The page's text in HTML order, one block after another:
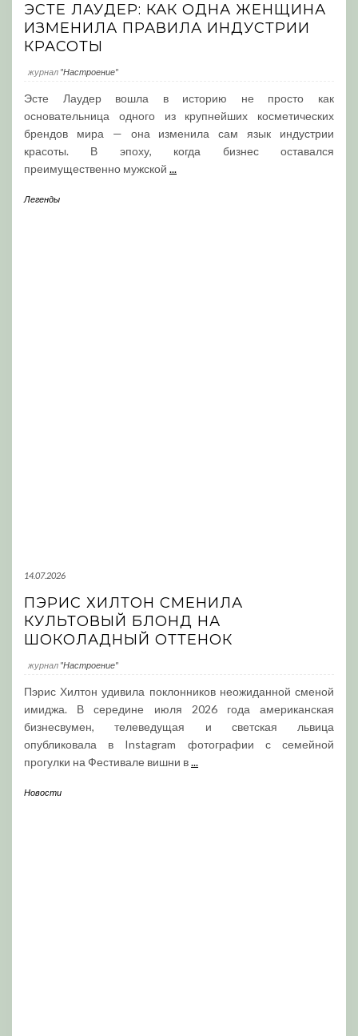
ЭСТЕ ЛАУДЕР: КАК ОДНА ЖЕНЩИНА
ИЗМЕНИЛА ПРАВИЛА ИНДУСТРИИ
КРАСОТЫ
журнал "Настроение"
Эсте Лаудер вошла в историю не просто как
основательница одного из крупнейших косметических
брендов мира — она изменила сам язык индустрии
красоты. В эпоху, когда бизнес оставался
преимущественно мужской ...
Легенды
14.07.2026
ПЭРИС ХИЛТОН СМЕНИЛА
КУЛЬТОВЫЙ БЛОНД НА
ШОКОЛАДНЫЙ ОТТЕНОК
журнал "Настроение"
Пэрис Хилтон удивила поклонников неожиданной сменой
имиджа. В середине июля 2026 года американская
бизнесвумен, телеведущая и светская львица
опубликовала в Instagram фотографии с семейной
прогулки на Фестивале вишни в...
Новости